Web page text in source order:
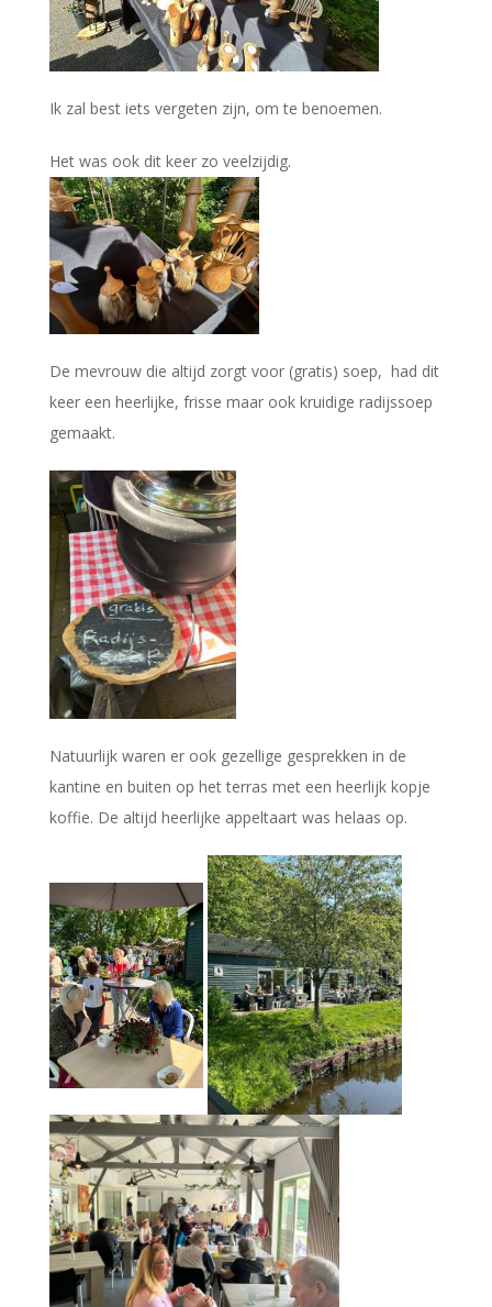
Ik zal best iets vergeten zijn, om te benoemen.
Het was ook dit keer zo veelzijdig.
De mevrouw die altijd zorgt voor (gratis) soep, had dit
keer een heerlijke, frisse maar ook kruidige radijssoep
gemaakt.
Natuurlijk waren er ook gezellige gesprekken in de
kantine en buiten op het terras met een heerlijk kopje
koffie. De altijd heerlijke appeltaart was helaas op.